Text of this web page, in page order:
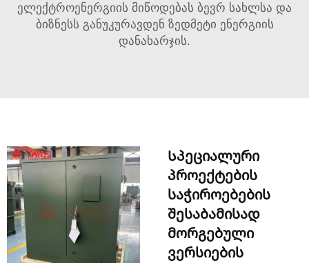
ელექტროენერგიის მიწოდებას ბევრ სახლსა და
ბიზნესს განუკურავდენ ზედმეტი ენერგიის
დანახარჯის.
Სპეციალური
პროექტების
საჭიროებების
შესაბამისად
მორგებული
ვერსიების